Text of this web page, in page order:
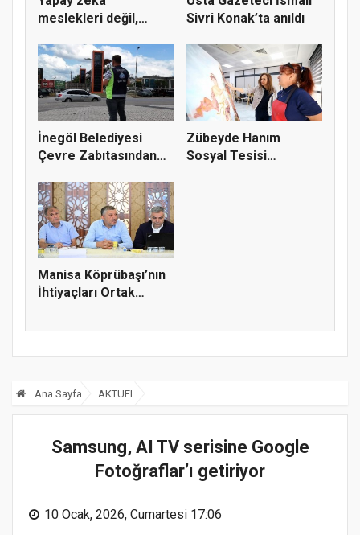
meslekleri değil,
Sivri Konak’ta anıldı
İnegöl Belediyesi
Çevre Zabıtasından
Zübeyde Hanım
Sosyal Tesisi
Manisa Köprübaşı’nın
İhtiyaçları Ortak
Ana Sayfa AKTUEL
Samsung, AI TV serisine Google
Fotoğraflar’ı getiriyor
10 Ocak, 2026, Cumartesi 17:06